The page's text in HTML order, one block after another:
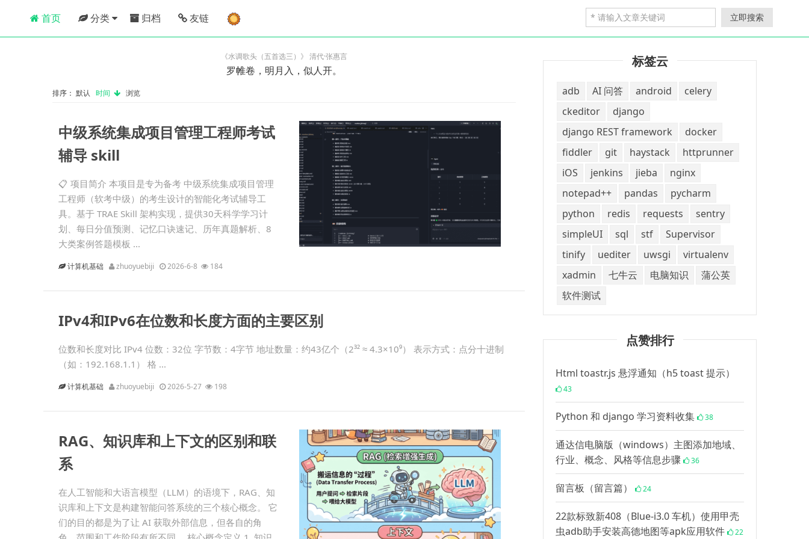
首页 分类 归档 友链 立即搜索
《水调歌头（五首选三）》 清代·张惠言
罗帷卷，明月入，似人开。
排序： 默认 时间 浏览
中级系统集成项目管理工程师考试
辅导 skill
📋 项目简介 本项目是专为备考 中级系统集成项目管理
工程师（软考中级）的考生设计的智能化考试辅导工
具。基于 TRAE Skill 架构实现，提供30天科学学习计
划、每日分值预测、记忆口诀速记、历年真题解析、8
大类案例答题模板 ...
计算机基础 zhuoyuebiji 2026-6-8 184
IPv4和IPv6在位数和长度方面的主要区别
位数和长度对比 IPv4 位数：32位 字节数：4字节 地址数量：约43亿个（2³² ≈ 4.3×10⁹） 表示方式：点分十进制
（如：192.168.1.1） 格 ...
计算机基础 zhuoyuebiji 2026-5-27 198
RAG、知识库和上下文的区别和联
系
在人工智能和大语言模型（LLM）的语境下，RAG、知
识库和上下文是构建智能问答系统的三个核心概念。 它
们的目的都是为了让 AI 获取外部信息，但各自的角
标签云
adb AI 问答 android
celery
ckeditor
django
django REST framework
docker
fiddler
git haystack
httprunner
iOS
jenkins jieba
nginx
notepad++
pandas
pycharm
python
redis requests
sentry
simpleUI
sql stf
Supervisor
tinify
uediter uwsgi
virtualenv
xadmin
七牛云 电脑知识
蒲公英
软件测试
点赞排行
Html toastr.js 悬浮通知（h5 toast 提示）
43
Python 和 django 学习资料收集 38
通达信电脑版（windows）主图添加地域、
行业、概念、风格等信息步骤
36
留言板（留言篇） 24
22款标致新408（Blue-i3.0 车机）使用甲壳
虫adb助手安装高德地图等apk应用软件
22